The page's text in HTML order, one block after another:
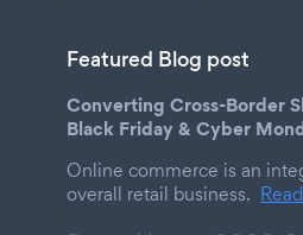
Featured Blog post
Converting Cross-Border
Black Friday & Cyber
Online commerce is an
overall retail business.